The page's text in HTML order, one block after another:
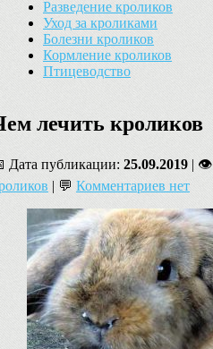
Разведение кроликов
Уход за кроликами
Болезни кроликов
Кормление кроликов
Птицеводство
лечить кроликов
Дата публикации: 25.09.2019 | 👁
| 💬 Комментариев нет